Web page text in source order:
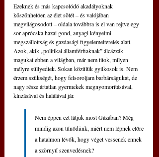
Ezeknek és más kapcsolódó akadályoknak
köszönhetően az élet sötét – és valójában
megvilágosodott – oldala továbbra is el van rejtve egy
sor aprócska hazai gond, anyagi kényelmi
megszállottság és gazdasági figyelemelterelés alatt.
Azok, akik „politikai államférfiaknak” álcázzák
magukat ebben a világban, már nem titok, milyen
mélyre süllyedtek. Sokan közülük gyilkosok is. Nem
érzem szükségét, hogy felsoroljam barbárságukat, de
nagy része ártatlan gyermekek megnyomorításával,
kínzásával és halálával jár.
Nem éppen ezt látjuk most Gázában? Még
mindig azon tűnődünk, miért nem lépnek előre
a hatalmon lévők, hogy véget vessenek ennek
a szörnyű szenvedésnek?